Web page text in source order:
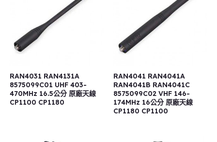
RAN4031 RAN4131A
8575099C01 UHF 403-
470MHz 16.5公分 原廠天線
CP1100 CP1180
RAN4041 RAN4041A
RAN4041B RAN4041C
8575099C02 VHF 146-
174MHz 16公分 原廠天線
CP1180 CP1100